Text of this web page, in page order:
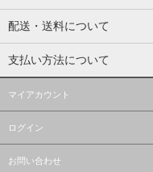
配送・送料について
支払い方法について
マイアカウント
ログイン
お問い合わせ